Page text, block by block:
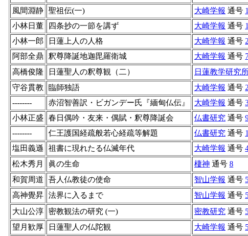
風間淵静 聖祖伝(一) 大崎学報 通号 1
小林日董
四条抄の一節を講ず 大崎学報 通号 1
小林一郎
日蓮上人の人格 大崎学報 通号 2
阿部全鼎
釈尊降誕地迦毘羅衛城 大崎学報 通号
高橋俊隆
日蓮聖人の釈尊観（二） 日蓮教学研究
守谷貫教
臨師独語 大崎学報 通号
--------
赤沼智善訳・ビガンデー氏『緬甸仏伝』 大崎学報 通号
小林正盛
春日偶吟・友来・偶賦・釈尊降誕会 仏書研究 通号
--------
仁王護国経疏般若心経疏等解題 仏書研究 通号
塩田義遜
祖書に現れたる仏滅年代 大崎学報 通号
松木秀月
眞の生命 棲神 通号 8
和賀周道
吾人仏教徒の使命 智山学報 通号
高神覺昇 法界に入るまで 智山学報 通号
大山公淳
密教観法の研究 (一) 密教研究 通号
望月歓厚
日蓮聖人の仏陀観 大崎学報 通号